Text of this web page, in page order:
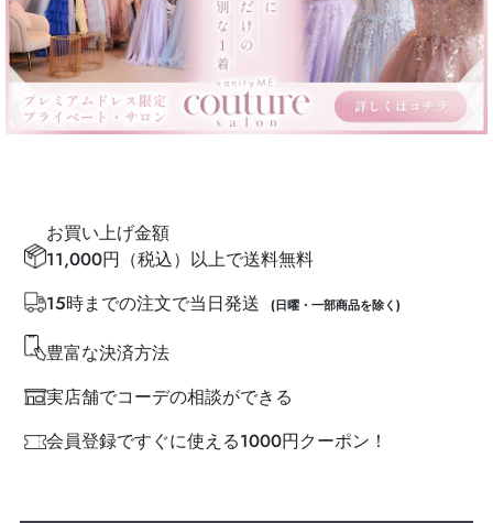
お買い上げ金額
11,000円（税込）以上で送料無料
15時までの注文で当日発送
(日曜・一部商品を除く)
豊富な決済方法
実店舗でコーデの相談ができる
会員登録ですぐに使える1000円クーポン！